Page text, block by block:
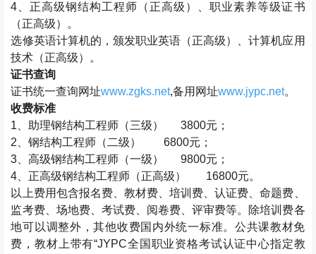
4 、正高级钢结构工程师（正高级）、职业素养等级证书
（正高级）。
选修英语计算机的，颁发职业英语（正高级）、计算机应用
技术（正高级）。
证书查询
证书统一查询网址www.zgks.net,备用网址www.jypc.net。
收费标准
1 、助理钢结构工程师（三级） 3800元；
2 、钢结构工程师（二级） 6800元；
3 、高级钢结构工程师（一级） 9800元；
4 、正高级钢结构工程师（正高级） 16800元。
以上费用包含报名费、教材费、培训费、认证费、命题费、
监考费、场地费、考试费、阅卷费、评审费等。除培训费各
地可以调整外，其他收费国内外统一标准。公共课教材免
费，教材上带有“JYPC全国职业资格考试认证中心指定教